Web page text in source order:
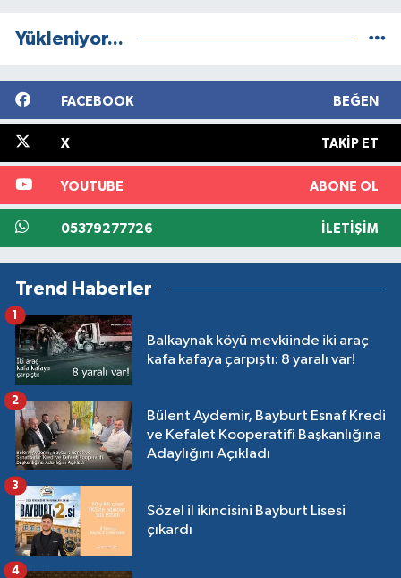
Yükleniyor...
FACEBOOK BEĞEN
X TAKIP ET
YOUTUBE ABONE OL
05379277726 İLETIŞIM
Trend Haberler
Balkaynak köyü mevkiinde iki araç
kafa kafaya çarpıştı: 8 yaralı var!
1
Bülent Aydemir, Bayburt Esnaf Kredi
ve Kefalet Kooperatifi Başkanlığına
Adaylığını Açıkladı
2
Sözel il ikincisini Bayburt Lisesi
çıkardı
3
4